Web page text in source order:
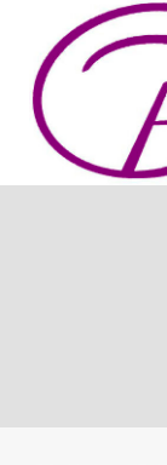
Doorgaan
inhoud